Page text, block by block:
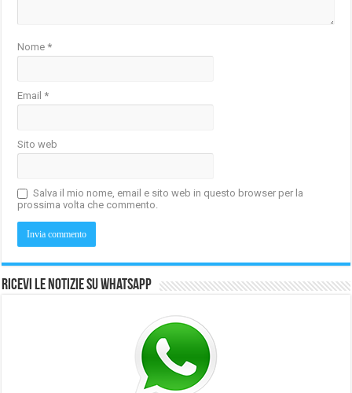
Nome*
Email*
Sito web
Salva il mio nome, email e sito web in questo browser per la
prossima volta che commento.
Ricevi le notizie su Whatsapp